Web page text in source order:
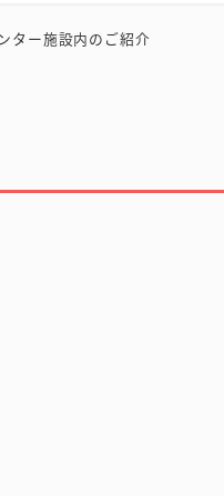
ター施設内のご紹介